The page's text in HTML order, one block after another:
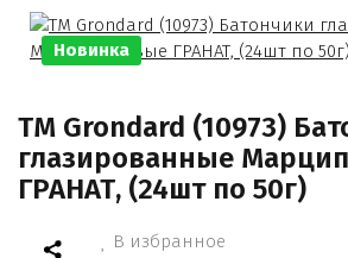
Новинка
TM Grondard (10973)
глазированные
ГРАНАТ, (24шт по 50г)
В избранное